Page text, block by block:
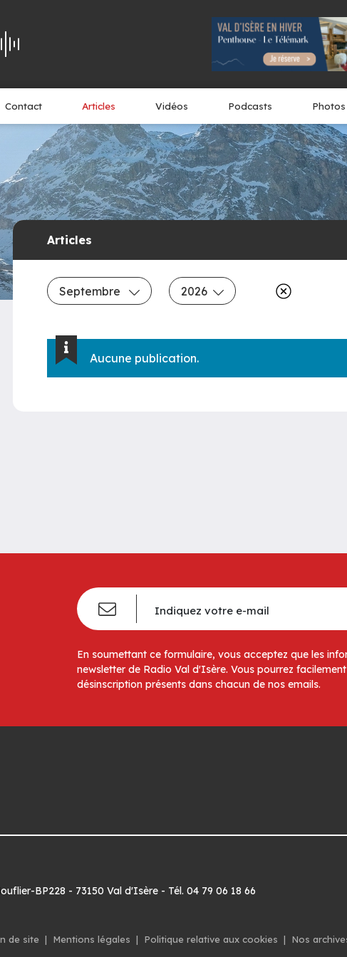
Contact Articles Vidéos Podcasts Photos
Articles
Septembre 2026
Aucune publication.
En soumettant ce formulaire, vous acceptez que les
newsletter de Radio Val d'Isère. Vous pourrez
désinscription présents dans chacun de nos emails.
BP228 - 73150 Val d'Isère - Tél. 04 79 06 18 66
de site | Mentions légales | Politique relative aux cookies | Nos